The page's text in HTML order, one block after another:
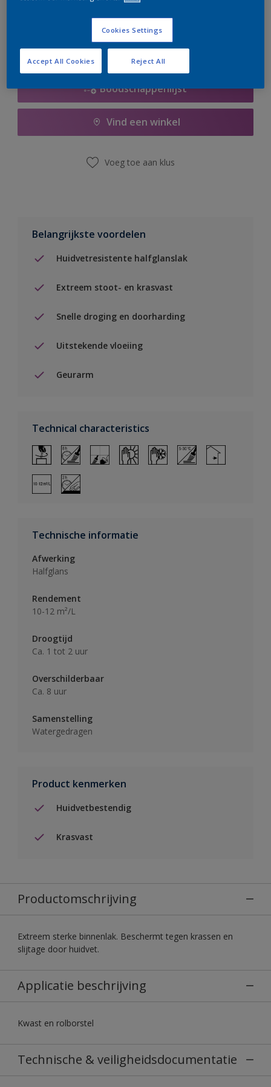
Boodschappenlijst
Vind een winkel
Voeg toe aan klus
Belangrijkste voordelen
Huidvetresistente halfglanslak
Extreem stoot- en krasvast
Snelle droging en doorharding
Uitstekende vloeiing
Geurarm
Technical characteristics
Technische informatie
Afwerking
Halfglans
Rendement
10-12 m²/L
Droogtijd
Ca. 1 tot 2 uur
Overschilderbaar
Ca. 8 uur
Samenstelling
Watergedragen
Product kenmerken
Huidvetbestendig
Krasvast
Productomschrijving
Extreem sterke binnenlak. Beschermt tegen krassen en
slijtage door huidvet.
Applicatie beschrijving
Kwast en rolborstel
Technische & veiligheidsdocumentatie
Cookies Settings
Reject All
Accept All Cookies